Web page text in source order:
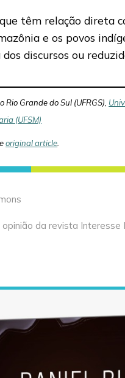
têm relação
e os povos
discursos ou
Grande do Sul (UFRGS),
(UFSM)
original article
da revista Interesse